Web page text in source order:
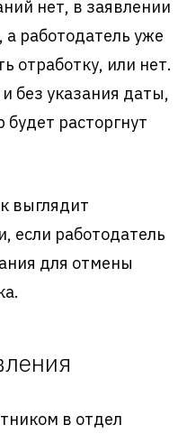
нет, в заявлении
а работодатель уже
отработку, или нет.
без указания даты,
будет расторгнут
выглядит
если работодатель
для отмены
в отдел